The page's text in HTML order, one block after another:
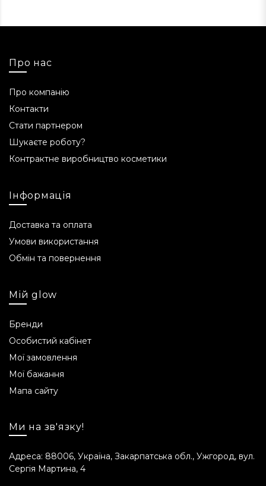
Про нас
Про компанію
Контакти
Стати партнером
Шукаєте роботу?
Контрактне виробництво косметики
Інформація
Доставка та оплата
Умови використання
Обмін та повернення
Мій glow
Бренди
Особистий кабінет
Мої замовлення
Мої бажання
Мапа сайту
Ми на зв'язку!
Адреса: 88006, Україна, Закарпатська обл., Ужгород, вул.
Сергія Мартина, 4